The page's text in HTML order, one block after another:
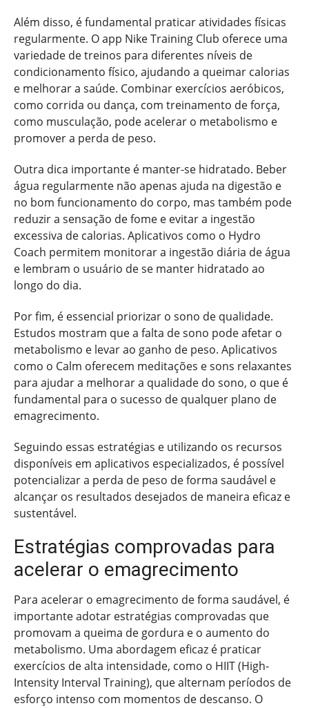
Além disso, é fundamental praticar atividades físicas
regularmente. O app Nike Training Club oferece uma
variedade de treinos para diferentes níveis de
condicionamento físico, ajudando a queimar calorias
e melhorar a saúde. Combinar exercícios aeróbicos,
como corrida ou dança, com treinamento de força,
como musculação, pode acelerar o metabolismo e
promover a perda de peso.
Outra dica importante é manter-se hidratado. Beber
água regularmente não apenas ajuda na digestão e
no bom funcionamento do corpo, mas também pode
reduzir a sensação de fome e evitar a ingestão
excessiva de calorias. Aplicativos como o Hydro
Coach permitem monitorar a ingestão diária de água
e lembram o usuário de se manter hidratado ao
longo do dia.
Por fim, é essencial priorizar o sono de qualidade.
Estudos mostram que a falta de sono pode afetar o
metabolismo e levar ao ganho de peso. Aplicativos
como o Calm oferecem meditações e sons relaxantes
para ajudar a melhorar a qualidade do sono, o que é
fundamental para o sucesso de qualquer plano de
emagrecimento.
Seguindo essas estratégias e utilizando os recursos
disponíveis em aplicativos especializados, é possível
potencializar a perda de peso de forma saudável e
alcançar os resultados desejados de maneira eficaz e
sustentável.
Estratégias comprovadas para
acelerar o emagrecimento
Para acelerar o emagrecimento de forma saudável, é
importante adotar estratégias comprovadas que
promovam a queima de gordura e o aumento do
metabolismo. Uma abordagem eficaz é praticar
exercícios de alta intensidade, como o HIIT (High-
Intensity Interval Training), que alternam períodos de
esforço intenso com momentos de descanso. O